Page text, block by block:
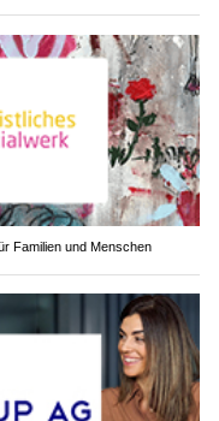
Familien und Menschen